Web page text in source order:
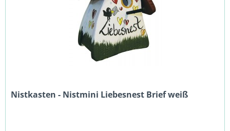
Nistkasten - Nistmini Liebesnest Brief weiß